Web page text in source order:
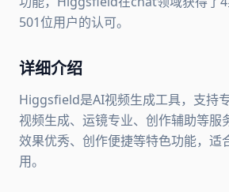
501位用户的认可。
详细介绍
Higgsfield是AI视频生成工具，支持
视频生成、运镜专业、创作辅助等服
效果优秀、创作便捷等特色功能，适
用。